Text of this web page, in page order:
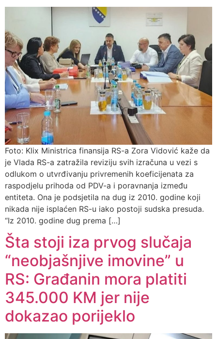
Foto: Klix Ministrica finansija RS-a Zora Vidović kaže da
je Vlada RS-a zatražila reviziju svih izračuna u vezi s
odlukom o utvrđivanju privremenih koeficijenata za
raspodjelu prihoda od PDV-a i poravnanja između
entiteta. Ona je podsjetila na dug iz 2010. godine koji
nikada nije isplaćen RS-u iako postoji sudska presuda.
“Iz 2010. godine dug prema […]
Šta stoji iza prvog slučaja
“neobjašnjive imovine” u
RS: Građanin mora platiti
345.000 KM jer nije
dokazao porijeklo